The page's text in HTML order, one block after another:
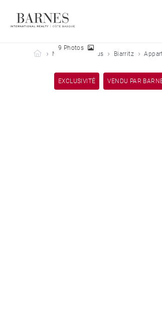
Barnes Côte Basque
Nos biens vendus Biarritz
EXCLUSIVITÉ VENDU PAR
9 Photos